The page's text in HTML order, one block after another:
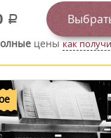
a
ценыкак